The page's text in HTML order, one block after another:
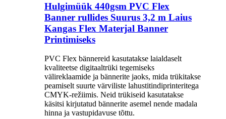
Hulgimüük 440gsm PVC Flex
Banner rullides Suurus 3,2 m Laius
Kangas Flex Materjal Banner
Printimiseks
PVC Flex bännereid kasutatakse laialdaselt
kvaliteetse digitaaltrüki tegemiseks
välireklaamide ja bännerite jaoks, mida trükitakse
peamiselt suurte värviliste lahustitindiprinteritega
CMYK-režiimis. Neid trükiseid kasutatakse
käsitsi kirjutatud bännerite asemel nende madala
hinna ja vastupidavuse tõttu.